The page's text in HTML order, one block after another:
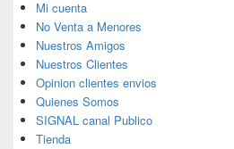
Mi cuenta
No Venta a Menores
Nuestros Amigos
Nuestros Clientes
Opinion clientes envios
Quienes Somos
SIGNAL canal Publico
Tienda